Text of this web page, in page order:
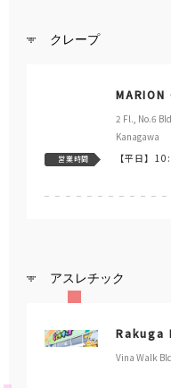
クレープ
MARION
2 Fl., No.6
Kanagawa
営業時間 【平日】
アスレチック
Rakuga
Vina Walk